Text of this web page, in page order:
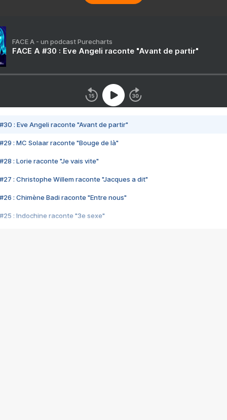
FACE A - un podcast Purecharts
FACE A #30 : Eve Angeli raconte "Avant de partir"
#30 : Eve Angeli raconte "Avant de partir"
#29 : MC Solaar raconte "Bouge de là"
#28 : Lorie raconte "Je vais vite"
#27 : Christophe Willem raconte "Jacques a dit"
#26 : Chimène Badi raconte "Entre nous"
#25 : Indochine raconte "3e sexe"